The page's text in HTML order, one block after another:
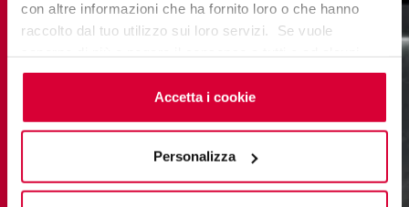
con altre informazioni che ha fornito loro o che hanno
raccolto dal tuo utilizzo sui loro servizi. Se vuole
cookieclicchi qui. Il consenso può essere espresso
cliccando sul tasto “Accetta i cookie”. Se non vuole i
cookie di profilazione può negare il consenso sul tasto
Accetta i cookie
Personalizza